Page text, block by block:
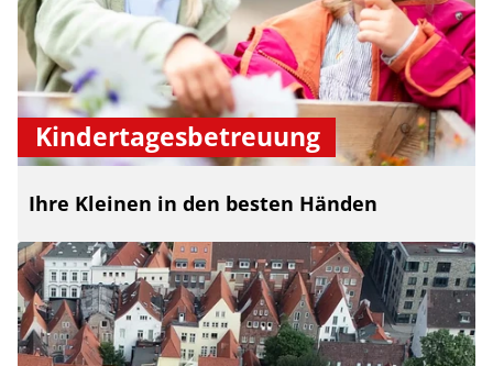
Kindertagesbetreuung
Ihre Kleinen in den besten Händen